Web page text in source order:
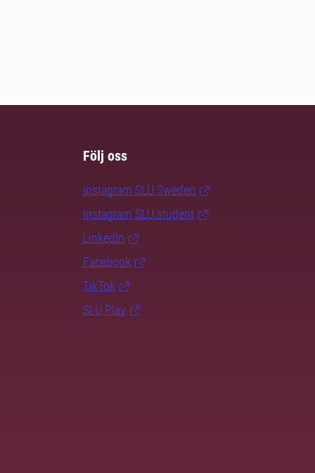
Följ oss
Instagram SLU.Sweden
Instagram SLU.student
LinkedIn
Facebook
TikTok
SLU Play